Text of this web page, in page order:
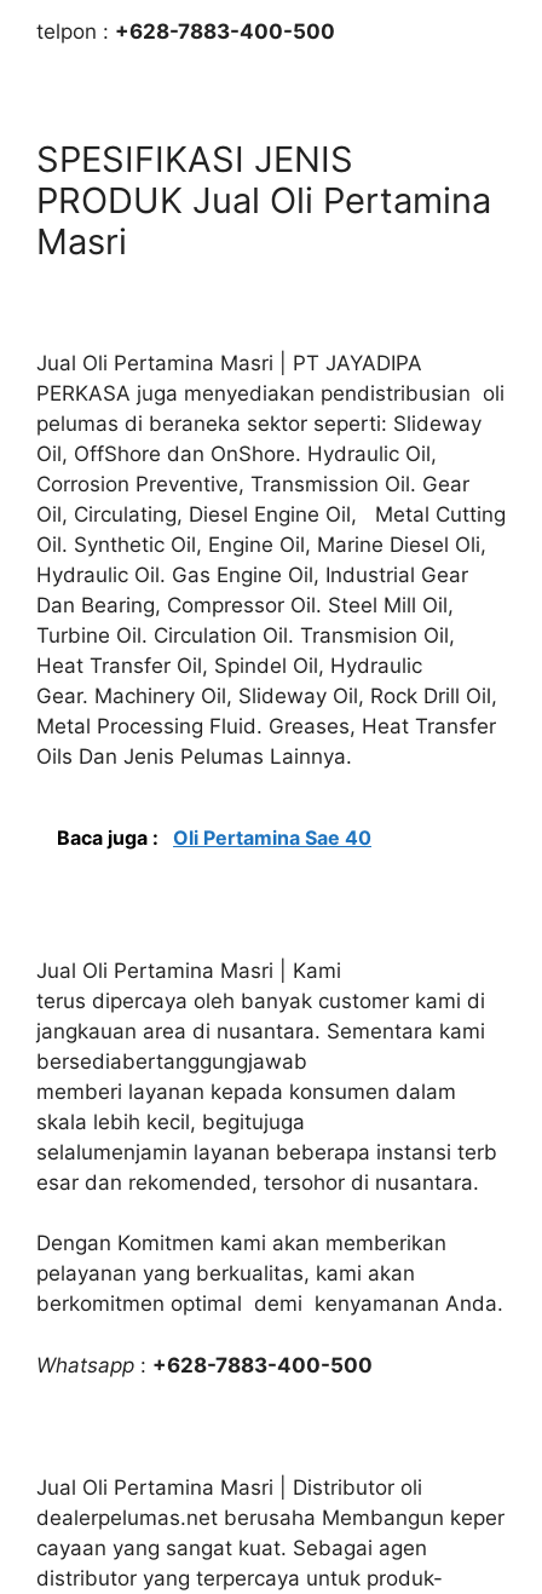
telpon : +628-7883-400-500
SPESIFIKASI JENIS
PRODUK Jual Oli Pertamina
Masri
Jual Oli Pertamina Masri | PT JAYADIPA
PERKASA juga menyediakan pendistribusian oli
pelumas di beraneka sektor seperti: Slideway
Oil, OffShore dan OnShore. Hydraulic Oil,
Corrosion Preventive, Transmission Oil. Gear
Oil, Circulating, Diesel Engine Oil, Metal Cutting
Oil. Synthetic Oil, Engine Oil, Marine Diesel Oli,
Hydraulic Oil. Gas Engine Oil, Industrial Gear
Dan Bearing, Compressor Oil. Steel Mill Oil,
Turbine Oil. Circulation Oil. Transmision Oil,
Heat Transfer Oil, Spindel Oil, Hydraulic
Gear. Machinery Oil, Slideway Oil, Rock Drill Oil,
Metal Processing Fluid. Greases, Heat Transfer
Oils Dan Jenis Pelumas Lainnya.
Baca juga : Oli Pertamina Sae 40
Jual Oli Pertamina Masri | Kami
terus dipercaya oleh banyak customer kami di
jangkauan area di nusantara. Sementara kami
bersediabertanggungjawab
memberi layanan kepada konsumen dalam
skala lebih kecil, begitujuga
selalumenjamin layanan beberapa instansi terb
esar dan rekomended, tersohor di nusantara.
Dengan Komitmen kami akan memberikan
pelayanan yang berkualitas, kami akan
berkomitmen optimal demi kenyamanan Anda.
Whatsapp : +628-7883-400-500
Jual Oli Pertamina Masri | Distributor oli
dealerpelumas.net berusaha Membangun keper
cayaan yang sangat kuat. Sebagai agen
distributor yang terpercaya untuk produk-